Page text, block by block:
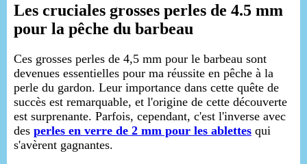
Les cruciales grosses perles de 4.5 mm
pour la pêche du barbeau
Ces grosses perles de 4,5 mm pour le barbeau sont
devenues essentielles pour ma réussite en pêche à la
perle du gardon. Leur importance dans cette quête de
succès est remarquable, et l'origine de cette découverte
est surprenante. Parfois, cependant, c'est l'inverse avec
des perles en verre de 2 mm pour les ablettes qui
s'avèrent gagnantes.